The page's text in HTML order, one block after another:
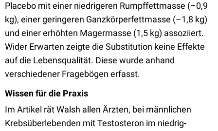
Placebo mit einer niedrigeren Rumpffettmasse (–0,9
kg), einer geringeren Ganzkörperfettmasse (–1,8 kg)
und einer erhöhten Magermasse (1,5 kg) assoziiert.
Wider Erwarten zeigte die Substitution keine Effekte
auf die Lebensqualität. Diese wurde anhand
verschiedener Fragebögen erfasst.
Wissen für die Praxis
Im Artikel rät Walsh allen Ärzten, bei männlichen
Krebsüberlebenden mit Testosteron im niedrig-